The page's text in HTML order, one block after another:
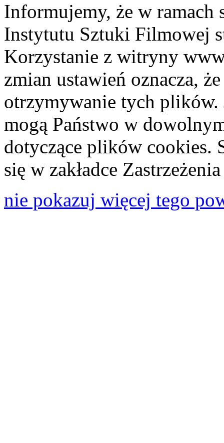
Informujemy, że w ramach
Instytutu Sztuki Filmowej
Korzystanie z witryny
zmian ustawień oznacza,
otrzymywanie tych plików.
mogą Państwo w
dotyczące plików cookies.
się w zakładce
nie pokazuj więcej tego